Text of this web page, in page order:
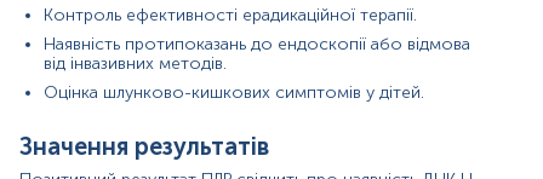
Успішна ерадикаційна терапія.
Нещодавній або поточний прийом антибіотиків.
Терапія інгібіторами протонної помпи, що
зменшує бактеріальну щільність.
Низький рівень колонізації, що не досягає порогу
Неправильний забір або транспортування зразка.
Контроль ефективності ерадикаційної терапії.
Наявність протипоказань до ендоскопії або відмова
від інвазивних методів.
Оцінка шлунково-кишкових симптомів у дітей.
Значення результатів